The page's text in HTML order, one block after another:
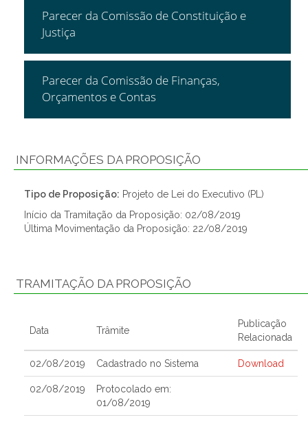
Parecer da Comissão de Constituição e
Justiça
Parecer da Comissão de Finanças,
Orçamentos e Contas
INFORMAÇÕES DA PROPOSIÇÃO
Tipo de Proposição: Projeto de Lei do Executivo (PL)
Início da Tramitação da Proposição: 02/08/2019
Última Movimentação da Proposição: 22/08/2019
TRAMITAÇÃO DA PROPOSIÇÃO
Data Trâmite
Publicação
Relacionada
02/08/2019 Cadastrado no Sistema Download
02/08/2019
Protocolado em:
01/08/2019